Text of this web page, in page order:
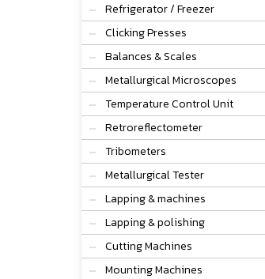
Refrigerator / Freezer
Clicking Presses
Balances & Scales
Metallurgical Microscopes
Temperature Control Unit
Retroreflectometer
Tribometers
Metallurgical Tester
Lapping & machines
Lapping & polishing
Cutting Machines
Mounting Machines